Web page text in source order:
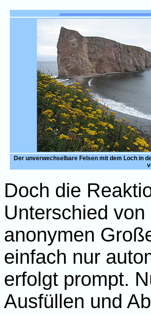
Der unverwechselbare Felsen mit dem Loch in
Doch die
Unterschied
anonymen
einfach nur
erfolgt prompt.
Ausfüllen und